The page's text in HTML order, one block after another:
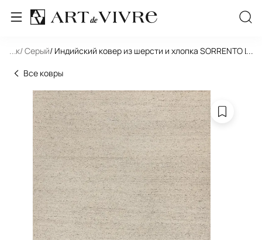
... / Серый/ Индийский ковер из шерсти и хлопка SORRENTO ...
Все ковры